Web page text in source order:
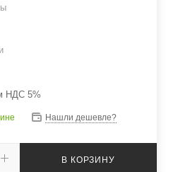
НДС 5%
Нашли дешевле?
В КОРЗИНУ